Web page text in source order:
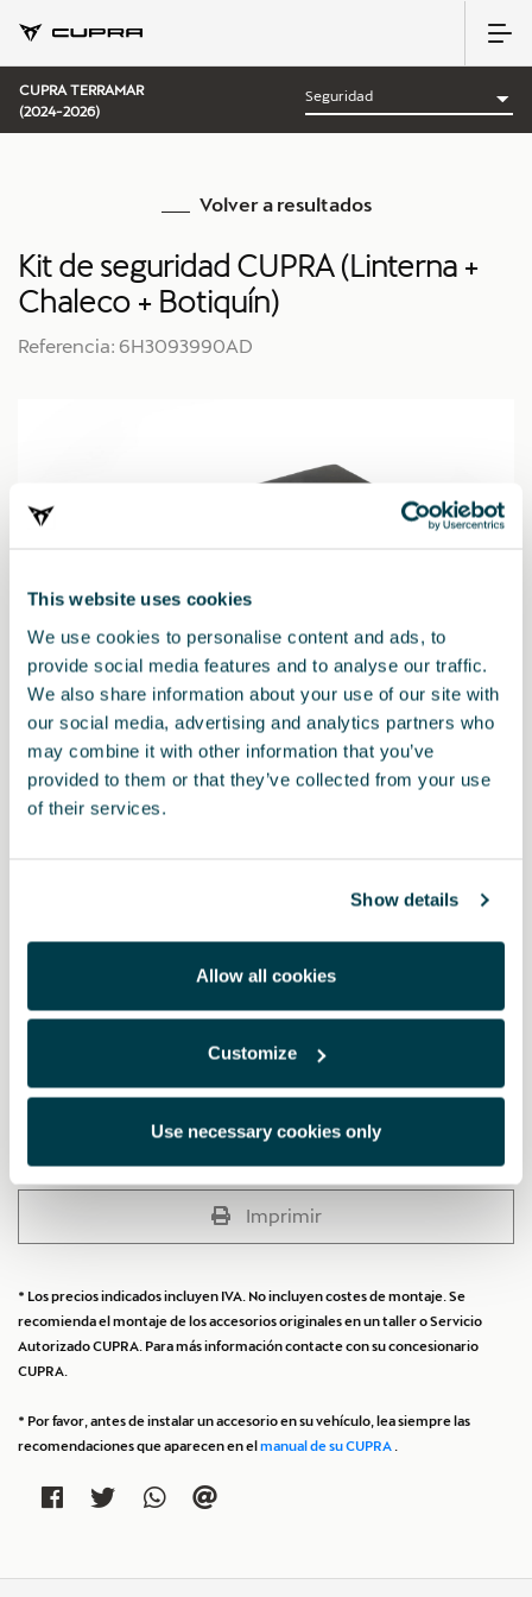
This website uses cookies
We use cookies to personalise content and ads, to
provide social media features and to analyse our traffic.
We also share information about your use of our site with
our social media, advertising and analytics partners who
may combine it with other information that you’ve
provided to them or that they’ve collected from your use
of their services.
Show details
Allow all cookies
Customize
Use necessary cookies only
CUPRA TERRAMAR
(2024-2026)
Volver a resultados
Kit de seguridad CUPRA (Linterna +
Chaleco + Botiquín)
Referencia: 6H3093990AD
Producto
una linterna, un chaleco reflectante y un botiquín. Fácilmente
Añadir a lista de deseos
Imprimir
* Los precios indicados incluyen IVA. No incluyen costes de montaje. Se
recomienda el montaje de los accesorios originales en un taller o Servicio
Autorizado CUPRA. Para más información contacte con su concesionario
CUPRA.
* Por favor, antes de instalar un accesorio en su vehículo, lea siempre las
recomendaciones que aparecen en elmanual de su CUPRA